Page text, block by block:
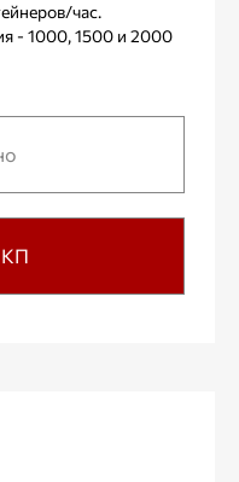
час.
- 1000, 1500 и 2000
КП